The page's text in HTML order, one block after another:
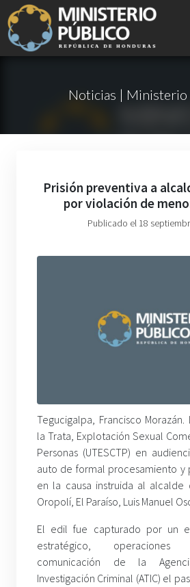
Noticias | Ministerio
Prisión preventiva a
por violación de
Publicado el 18
Tegucigalpa, Francisco Morazán.
la Trata, Explotación Sexual
Personas (UTESCTP) en
auto de formal procesamiento y
en la causa instruida al alcalde
Oropolí, El Paraíso, Luis Manuel
El edil fue capturado por un
estratégico,
comunicación de la
Investigación Criminal (ATIC) el